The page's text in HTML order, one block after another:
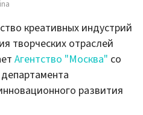
креативных индустрий
творческих отраслей
Агентство "Москва" со
развития